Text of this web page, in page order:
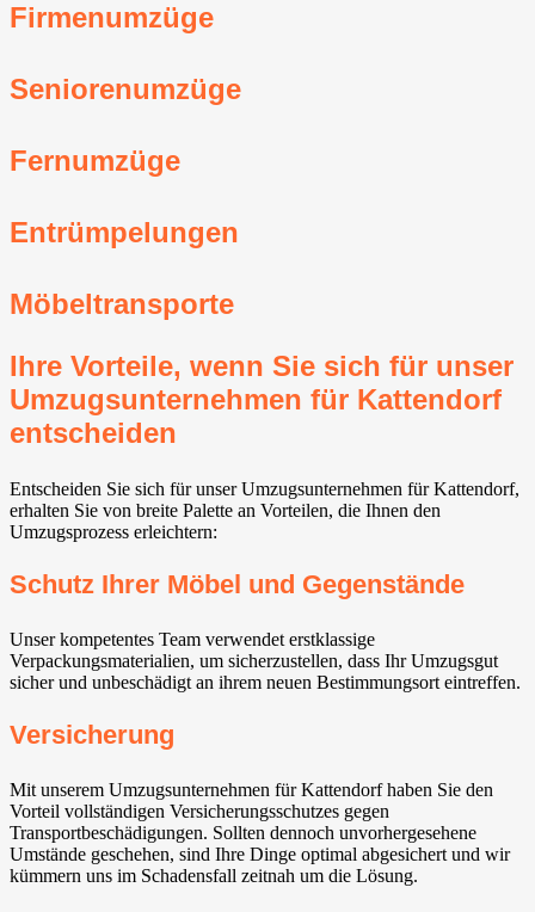
Firmenumzüge
Seniorenumzüge
Fernumzüge
Entrümpelungen
Möbeltransporte
Ihre Vorteile, wenn Sie sich für unser
Umzugsunternehmen für Kattendorf
entscheiden
Entscheiden Sie sich für unser Umzugsunternehmen für Kattendorf,
erhalten Sie von breite Palette an Vorteilen, die Ihnen den
Umzugsprozess erleichtern:
Schutz Ihrer Möbel und Gegenstände
Unser kompetentes Team verwendet erstklassige
Verpackungsmaterialien, um sicherzustellen, dass Ihr Umzugsgut
sicher und unbeschädigt an ihrem neuen Bestimmungsort eintreffen.
Versicherung
Mit unserem Umzugsunternehmen für Kattendorf haben Sie den
Vorteil vollständigen Versicherungsschutzes gegen
Transportbeschädigungen. Sollten dennoch unvorhergesehene
Umstände geschehen, sind Ihre Dinge optimal abgesichert und wir
kümmern uns im Schadensfall zeitnah um die Lösung.